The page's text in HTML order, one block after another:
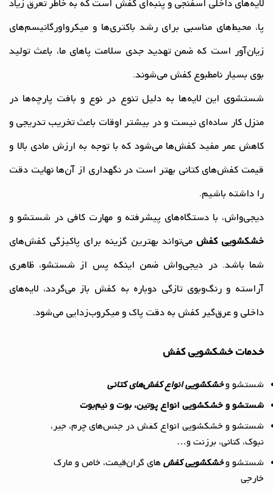
لایه‌های داخلی اسفنجی و پنبه‌ای کفش است که به خاطر تعرق زیاد
پا، محیط‌های مناسبی برای رشد باکتری‌ها و میکرواورگانیسم‌های
زیان‌آور است که ضمن تهدید جدی سلامت پاهای ما، باعث تولید
بوی بسیار نامطبوع کفش می‌شوند.
شستشوی این لایه‌ها به دلیل تنوع در نوع و بافت پارچه‌ها در
منزل کار ساده‌ای نیست و در بیشتر اوقات باعث تخریب تدریجی و
کاهش عمر مفید کفش‌ها می‌شود که با توجه به ارزش مادی بالا و
قیمت کفش‌های کتانی بهتر است در نگهداری از آن‌ها نهایت دقت
را داشته باشیم.
دیجی‌واش، با دستگاه‌های پیشرفته و مهارت کافی در شستشو و
خشکشویی کفش‌ می‌تواند بهترین گزینه برای پاکیزگی کفش‌های
شما باشد. در دیجی‌واش ضمن اینکه پس از شستشو، ظاهری
آراسته و رنگ‌وبوی تازگی دوباره به کفش باز می‌گردد، لایه‌های
داخلی و عرق‌گیر کفش به دقت پاک و میکروب‌زدایی می‌شود.
خدمات خشکشویی کفش
شستشو وخشکشویی انواع کفش‌های کتانی
شستشو و خشکشویی انواع پوتین، بوت و نیم‌بوت
شستشو و خشکشویی انواع کفش در جنس‌های چرم، جیر،
نبوک، کتانی، برزنت و…
شستشو وخشکشویی کفش‌ های گران‌قیمت، خاص و مارک
خارجی